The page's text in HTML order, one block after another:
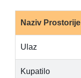
Naziv Prostorije
Ulaz
Kupatilo